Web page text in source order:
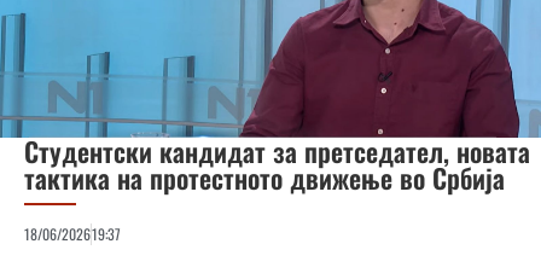
Студентски кандидат за претседател, новата
тактика на протестното движење во Србија
18/06/202619:37